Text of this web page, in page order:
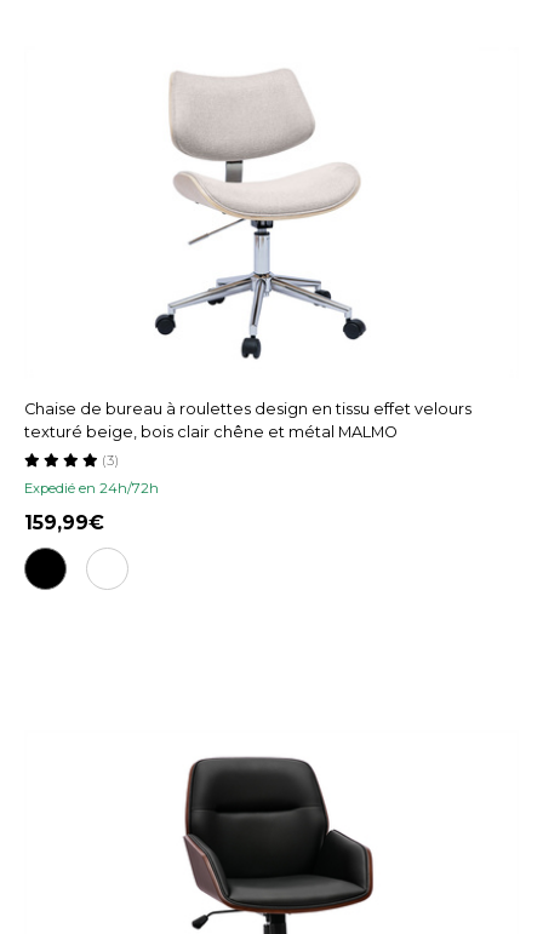
Chaise de bureau à roulettes design en tissu effet velours
texturé beige, bois clair chêne et métal MALMO
Expedié en 24h/72h
(3)
159,99